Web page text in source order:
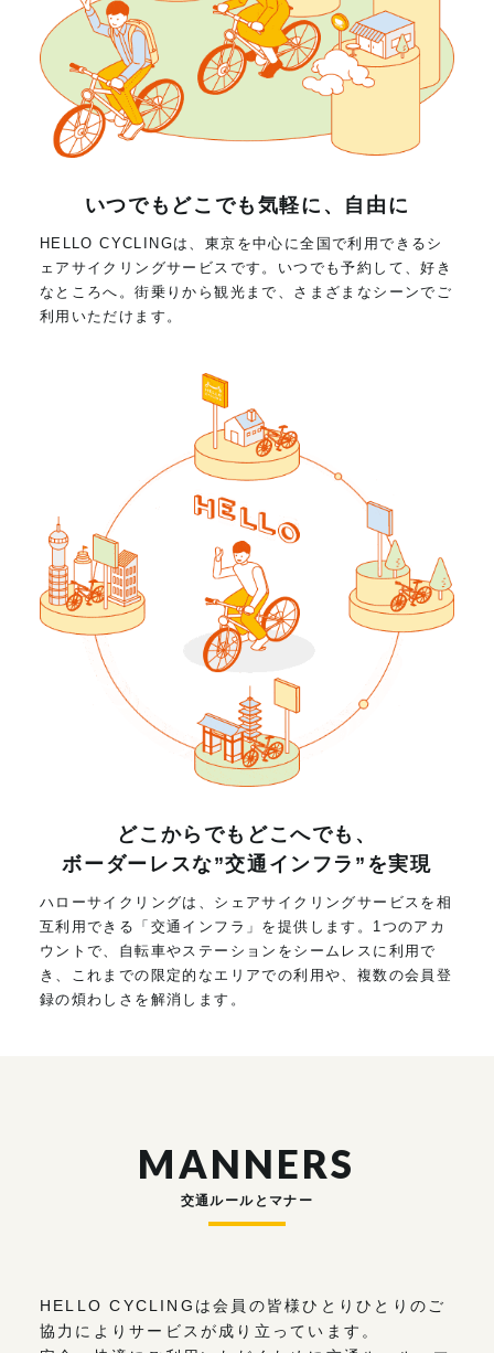
いつでもどこでも気軽に、自由に
HELLO CYCLINGは、東京を中心に全国で利用できるシ
ェアサイクリングサービスです。いつでも予約して、好き
なところへ。街乗りから観光まで、さまざまなシーンでご
利用いただけます。
どこからでもどこへでも、
ボーダーレスな”交通インフラ”を実現
ハローサイクリングは、シェアサイクリングサービスを相
互利用できる「交通インフラ」を提供します。1つのアカ
ウントで、自転車やステーションをシームレスに利用で
き、これまでの限定的なエリアでの利用や、複数の会員登
録の煩わしさを解消します。
MANNERS
交通ルールとマナー
HELLO CYCLINGは会員の皆様ひとりひとりのご
協力によりサービスが成り立っています。